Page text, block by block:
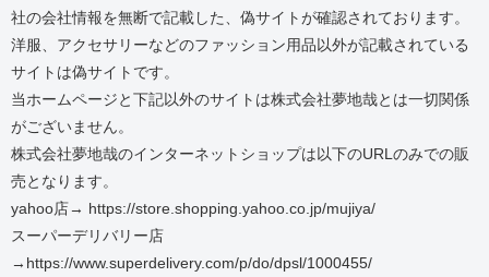
社の会社情報を無断で記載した、偽サイトが確認されております。
洋服、アクセサリーなどのファッション用品以外が記載されている
サイトは偽サイトです。
当ホームページと下記以外のサイトは株式会社夢地哉とは一切関係
がございません。
株式会社夢地哉のインターネットショップは以下のURLのみでの販
売となります。
yahoo店→ https://store.shopping.yahoo.co.jp/mujiya/
スーパーデリバリー店
→https://www.superdelivery.com/p/do/dpsl/1000455/